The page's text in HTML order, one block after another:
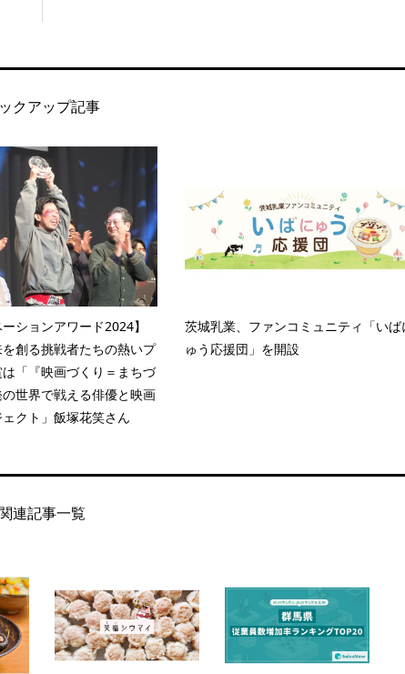
クアップ記事
ーションアワード2024】
創る挑戦者たちの熱いプ
「『映画づくり＝まちづ
の世界で戦える俳優と映画
クト」飯塚花笑さん
茨城乳業、ファンコミュニティ「いば
ゅう応援団」を開設
連記事一覧